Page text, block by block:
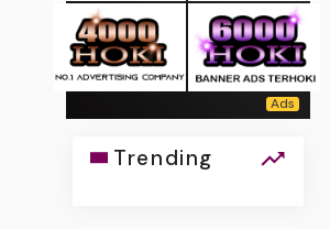
Trending